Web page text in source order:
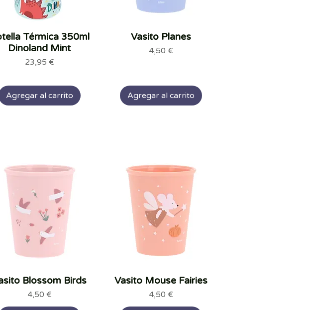
Vista rápida
Térmica 350ml
Dinoland Mint
Precio
23,95 €
Agregar al carrito
Vista rápida
Vasito Planes
Precio
4,50 €
Agregar al carrito
Vista rápida
Blossom Birds
Precio
4,50 €
Vista rápida
Vasito Mouse Fairies
Precio
4,50 €